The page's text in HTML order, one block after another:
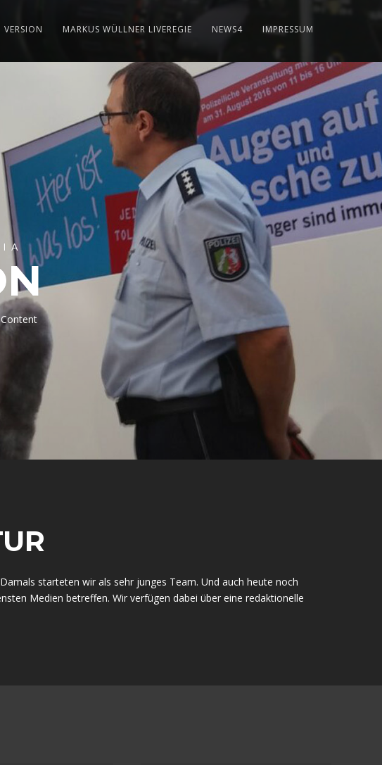
VERSION MARKUS WÜLLNER LIVEREGIE NEWS4 IMPRESSUM
starteten wir als sehr junges Team. Und auch heute noch
Medien betreffen. Wir verfügen dabei über eine redaktionelle